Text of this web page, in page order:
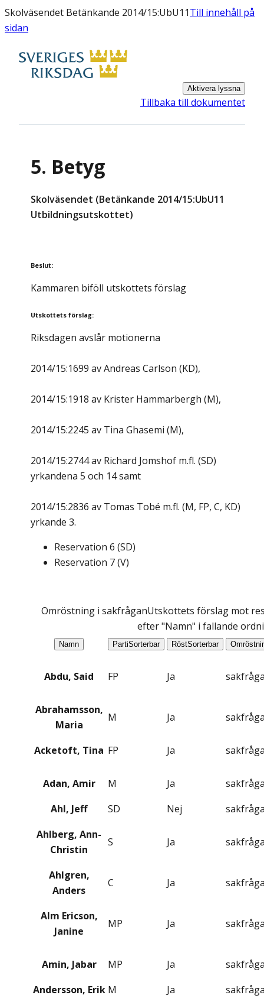
Skolväsendet Betänkande 2014/15:UbU11Till innehåll på
sidan
Aktivera lyssna
Tillbaka till dokumentet
5. Betyg
Skolväsendet (Betänkande 2014/15:UbU11
Utbildningsutskottet)
Beslut:
Kammaren biföll utskottets förslag
Utskottets förslag:
Riksdagen avslår motionerna
2014/15:1699 av Andreas Carlson (KD),
2014/15:1918 av Krister Hammarbergh (M),
2014/15:2245 av Tina Ghasemi (M),
2014/15:2744 av Richard Jomshof m.fl. (SD)
yrkandena 5 och 14 samt
2014/15:2836 av Tomas Tobé m.fl. (M, FP, C, KD)
yrkande 3.
Reservation 6 (SD)
Reservation 7(V)
Omröstning i sakfråganUtskottets förslag mot
efter "Namn" i fallande
Namn PartiSorterbar RöstSorterbar
Abdu, Said FP Ja
Abrahamsson,
Maria
M Ja
Acketoft, Tina FP Ja
Adan, Amir M Ja
Ahl, Jeff
SD Nej
Ahlberg, Ann-
Christin
S Ja
Ahlgren,
Anders
C Ja
Alm Ericson,
Janine
MP Ja
Amin, Jabar MP Ja
Andersson, Erik M Ja